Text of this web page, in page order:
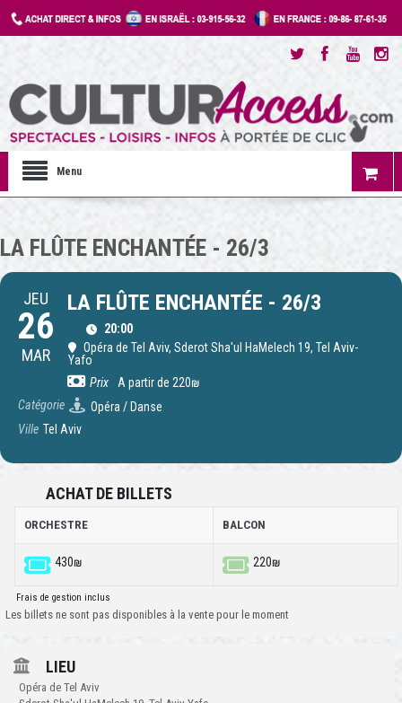
Menu
LA FLÛTE ENCHANTÉE - 26/3
JEU
26
MAR
LA FLÛTE ENCHANTÉE - 26/3
20:00
Opéra de Tel Aviv, Sderot Sha'ul HaMelech 19, Tel Aviv-
Yafo
Prix
A partir de 220₪
Catégorie
Opéra / Danse
Ville Tel Aviv
ACHAT DE BILLETS
ORCHESTRE BALCON
430₪ 220₪
Frais de gestion inclus
Les billets ne sont pas disponibles à la vente pour le moment
LIEU
Opéra de Tel Aviv